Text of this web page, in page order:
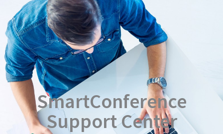
SmartConference
Support Center